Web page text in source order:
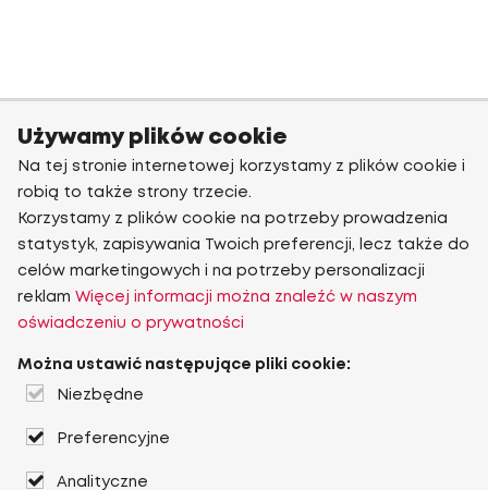
Używamy plików cookie
Na tej stronie internetowej korzystamy z plików cookie i
robią to także strony trzecie.
Korzystamy z plików cookie na potrzeby prowadzenia
statystyk, zapisywania Twoich preferencji, lecz także do
celów marketingowych i na potrzeby personalizacji
reklam Więcej informacji można znaleźć w naszym
oświadczeniu o prywatności
Można ustawić następujące pliki cookie:
Niezbędne
Preferencyjne
Analityczne